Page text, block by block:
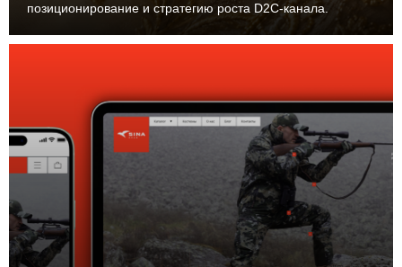
позиционирование и стратегию роста D2C-канала.